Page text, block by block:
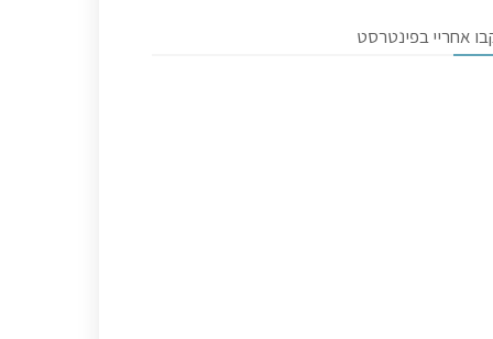
אחריי בפינטרסט